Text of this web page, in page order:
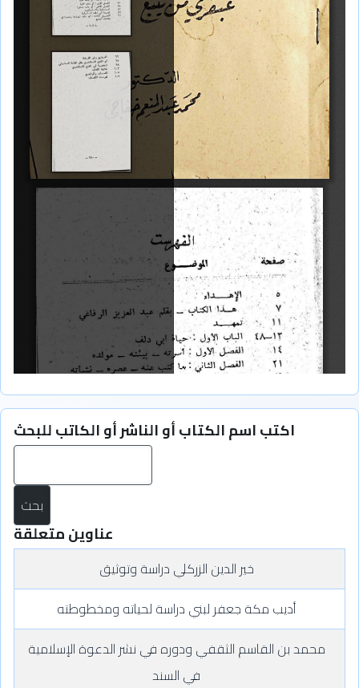
اكتب اسم الكتاب أو الناشر أو الكاتب للبحث
عناوين متعلقة
خير الدين الزركلي دراسة وتوثيق
أديب مكة جعفر لبني دراسة لحياته ومخطوطته
محمد بن القاسم الثقفي ودوره في نشر الدعوة الإسلامية
في السند